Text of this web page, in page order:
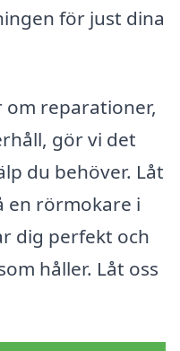
för just dina
om reparationer,
gör vi det
du behöver. Låt
en rörmokare i
dig perfekt och
håller. Låt oss